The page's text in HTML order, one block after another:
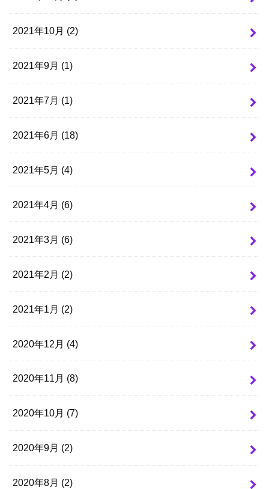
2021年10月 (2)
2021年9月 (1)
2021年7月 (1)
2021年6月 (18)
2021年5月 (4)
2021年4月 (6)
2021年3月 (6)
2021年2月 (2)
2021年1月 (2)
2020年12月 (4)
2020年11月 (8)
2020年10月 (7)
2020年9月 (2)
2020年8月 (2)